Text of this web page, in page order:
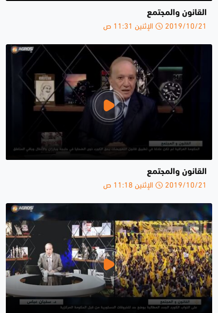
القانون والمجتمع
2019/10/21 الإثنين 11:31 ص
القانون والمجتمع
2019/10/21 الإثنين 11:18 ص